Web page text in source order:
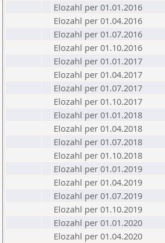
Elozahl per 01.01.2016
Elozahl per 01.04.2016
Elozahl per 01.07.2016
Elozahl per 01.10.2016
Elozahl per 01.01.2017
Elozahl per 01.04.2017
Elozahl per 01.07.2017
Elozahl per 01.10.2017
Elozahl per 01.01.2018
Elozahl per 01.04.2018
Elozahl per 01.07.2018
Elozahl per 01.10.2018
Elozahl per 01.01.2019
Elozahl per 01.04.2019
Elozahl per 01.07.2019
Elozahl per 01.10.2019
Elozahl per 01.01.2020
Elozahl per 01.04.2020